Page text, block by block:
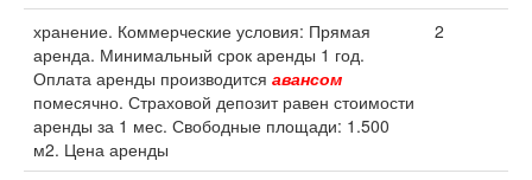
хранение. Коммерческие условия: Прямая
аренда. Минимальный срок аренды 1 год.
Оплата аренды производится авансом
помесячно. Страховой депозит равен стоимости
аренды за 1 мес. Свободные площади: 1.500
м2. Цена аренды
2